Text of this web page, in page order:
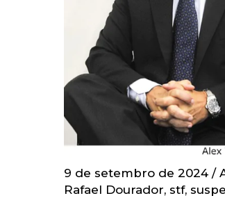
9 de setembro de 2024 /
Rafael Dourador, stf,